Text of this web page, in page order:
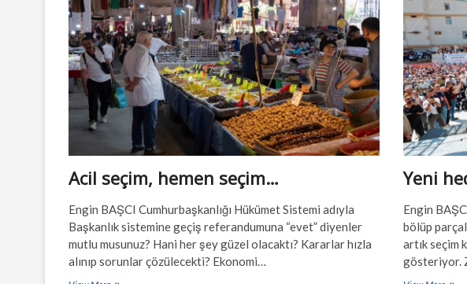
ana
oldu
Acil seçim, hemen seçim…
Engin BAŞCI Cumhurbaşkanlığı Hükümet Sistemi adıyla
Başkanlık sistemine geçiş referandumuna “evet” diyenler
mutlu musunuz? Hani her şey güzel olacaktı? Kararlar hızla
alınıp sorunlar çözülecekti? Ekonomi…
Yeni
Engin
bölüp
artık seçim
gösteriyor.